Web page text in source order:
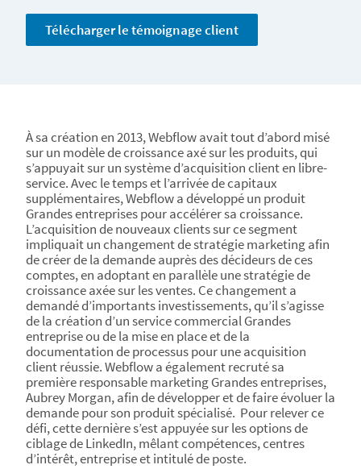
Télécharger le témoignage client
À sa création en 2013, Webflow avait tout d’abord misé
sur un modèle de croissance axé sur les produits, qui
s’appuyait sur un système d’acquisition client en libre-
service. Avec le temps et l’arrivée de capitaux
supplémentaires, Webflow a développé un produit
Grandes entreprises pour accélérer sa croissance.
L’acquisition de nouveaux clients sur ce segment
impliquait un changement de stratégie marketing afin
de créer de la demande auprès des décideurs de ces
comptes, en adoptant en parallèle une stratégie de
croissance axée sur les ventes. Ce changement a
demandé d’importants investissements, qu’il s’agisse
de la création d’un service commercial Grandes
entreprise ou de la mise en place et de la
documentation de processus pour une acquisition
client réussie. Webflow a également recruté sa
première responsable marketing Grandes entreprises,
Aubrey Morgan, afin de développer et de faire évoluer la
demande pour son produit spécialisé. Pour relever ce
défi, cette dernière s’est appuyée sur les options de
ciblage de LinkedIn, mêlant compétences, centres
d’intérêt, entreprise et intitulé de poste.